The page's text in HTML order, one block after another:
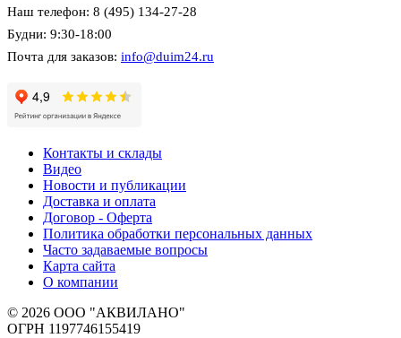
Наш телефон: 8 (495) 134-27-28
Будни: 9:30-18:00
Почта для заказов: info@duim24.ru
Контакты и склады
Видео
Новости и публикации
Доставка и оплата
Договор - Оферта
Политика обработки персональных данных
Часто задаваемые вопросы
Карта сайта
О компании
© 2026 ООО "АКВИЛАНО"
ОГРН 1197746155419